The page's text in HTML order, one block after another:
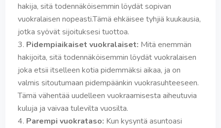
hakija, sitä todennäköisemmin löydät sopivan
vuokralaisen nopeasti.Tämä ehkäisee tyhjiä kuukausia,
jotka syövät sijoituksesi tuottoa.
Pidempiaikaiset vuokralaiset: Mitä enemmän
hakijoita, sitä todennäköisemmin löydät vuokralaisen
joka etsii itselleen kotia pidemmäksi aikaa, ja on
valmis sitoutumaan pidempäänkin vuokrasuhteeseen.
Tämä vähentää uudelleen vuokraamisesta aiheutuvia
kuluja ja vaivaa tulevilta vuosilta.
Parempi vuokrataso: Kun kysyntä asuntoasi